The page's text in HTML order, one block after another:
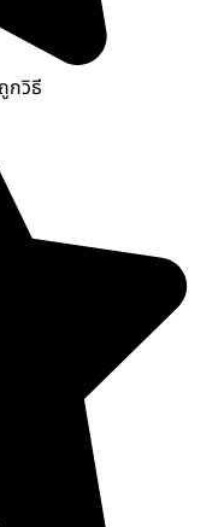
กวิธี